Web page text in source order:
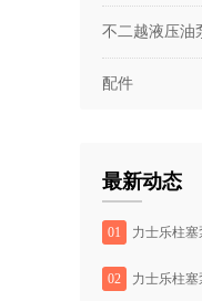
不二越液压油
配件
最新动态
01 力士乐柱塞泵有什
02 力士乐柱塞